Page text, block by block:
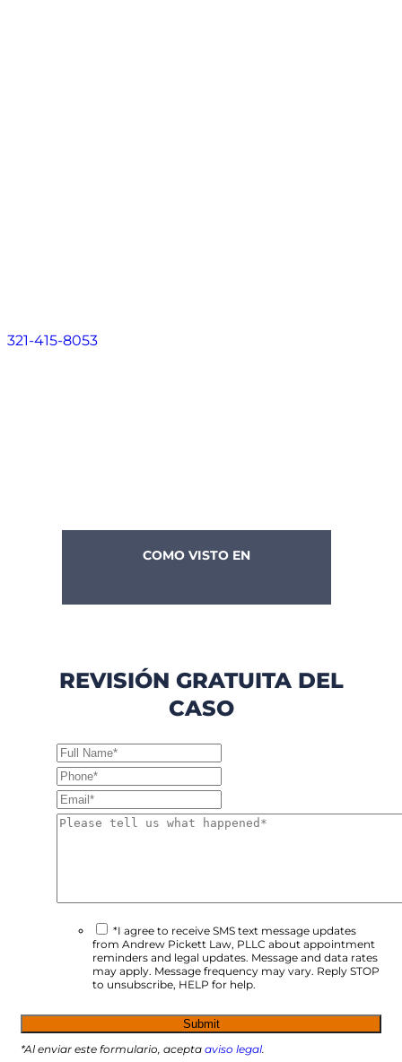
321-415-8053
COMO VISTO EN
REVISIÓN GRATUITA DEL
CASO
*I agree to receive SMS text message updates
from Andrew Pickett Law, PLLC about appointment
reminders and legal updates. Message and data rates
may apply. Message frequency may vary. Reply STOP
to unsubscribe, HELP for help.
*Al enviar este formulario, acepta aviso legal.